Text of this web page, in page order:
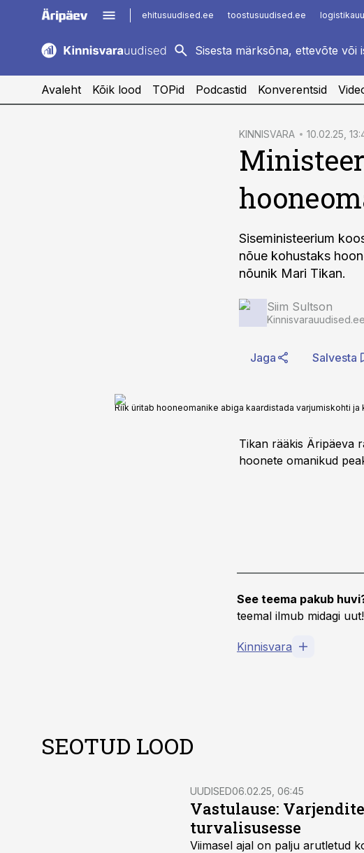
ehitusuudised.ee toostusuudised.ee
kaubandus.ee
logistikauudised.ee
imelineajalugu.ee
Avaleht Kõik lood TOPid Podcastid Konverentsid
KINNISVARA 10.02.25,
Siseministeerium
nõue kohustaks
nõunik Mari Tikan.
Siim Sultson
Jaga Salvesta
Riik üritab hooneomanike abiga kaardistada varjumiskohti ja
Tikan rääkis Äripäeva
hoonete omanikud
See teema pakub
teemal ilmub midagi uut!
Kinnisvara
SEOTUD LOOD
UUDISED06.02.25, 06:45
Vastulause:
turvalisusesse
Viimasel ajal on palju arutletud